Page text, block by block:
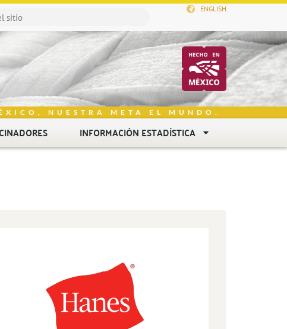
ENGLISH
NUESTRA META EL MUNDO.
INFORMACIÓN ESTADÍSTICA